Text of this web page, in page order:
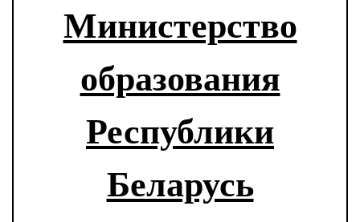
Министерство
образования
Республики
Беларусь